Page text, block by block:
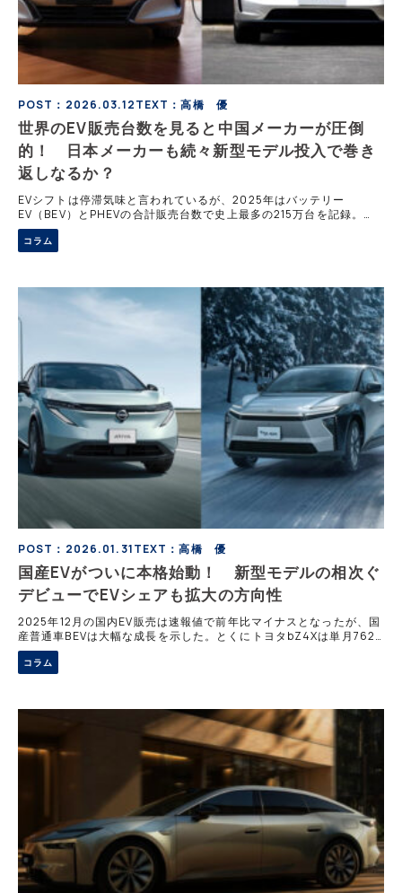
POST：2026.03.12TEXT：高橋 優
世界のEV販売台数を見ると中国メーカーが圧倒
的！ 日本メーカーも続々新型モデル投入で巻き
返しなるか？
EVシフトは停滞気味と言われているが、2025年はバッテリー
EV（BEV）とPHEVの合計販売台数で史上最多の215万台を記録。
PHEVは前年同月比+6%、BEVは+13％というスコアになっており停
滞していない。そんななかで注目したいのは、テスラ以外は中国系メ
ーカーが市場を席巻している点だ。今後のEV市場を予測する。
コラム
POST：2026.01.31TEXT：高橋 優
国産EVがついに本格始動！ 新型モデルの相次ぐ
デビューでEVシェアも拡大の方向性
2025年12月の国内EV販売は速報値で前年比マイナスとなったが、国
産普通車BEVは大幅な成長を示した。とくにトヨタbZ4Xは単月762
台を販売し、国内EV市場の流れを変える存在となりつつある。BEVシ
ェア率は緩やかながら上昇を続け、2026年に2％台へ到達する可能
性も見えてきた。
コラム